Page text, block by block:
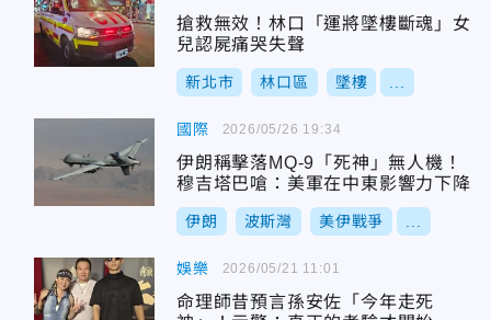
搶救無效！林口「運將墜樓斷魂」女
兒認屍痛哭失聲
新北市 林口區 墜樓
國際
伊朗稱擊落MQ-9「死神」無人機！
穆吉塔巴嗆：美軍在中東影響力下降
伊朗 波斯灣 美伊戰爭
2026/05/26 19:34
娛樂
命理師昔預言孫安佐「今年走死
2026/05/21 11:01